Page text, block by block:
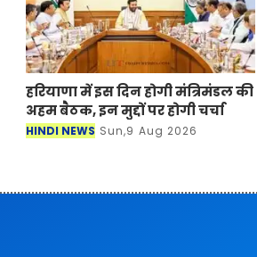
हरियाणा में इस दिन होगी मंत्रिमंडल की
अहम बैठक, इन मुद्दों पर होगी चर्चा
HINDI NEWS Sun,9 Aug 2026